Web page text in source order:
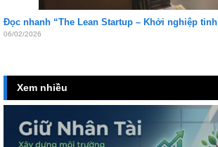
Đọc nhanh “The Lean Startup – Khởi nghiệp
06/02/2026
Xem nhiều